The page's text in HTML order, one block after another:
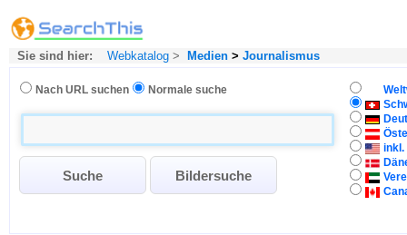
Sie sind hier: Webkatalog > Medien > Journalismus
Nach URL suchen Normale suche
inkl.